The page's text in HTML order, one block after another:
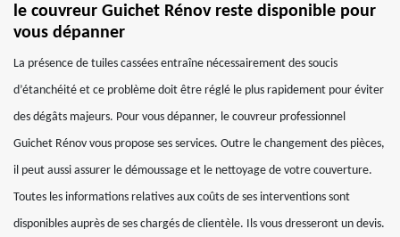
le couvreur Guichet Rénov reste disponible pour
vous dépanner
La présence de tuiles cassées entraîne nécessairement des soucis
d’étanchéité et ce problème doit être réglé le plus rapidement pour éviter
des dégâts majeurs. Pour vous dépanner, le couvreur professionnel
Guichet Rénov vous propose ses services. Outre le changement des pièces,
il peut aussi assurer le démoussage et le nettoyage de votre couverture.
Toutes les informations relatives aux coûts de ses interventions sont
disponibles auprès de ses chargés de clientèle. Ils vous dresseront un devis.